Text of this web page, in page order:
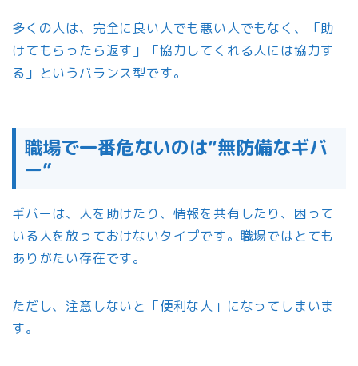
多くの人は、完全に良い人でも悪い人でもなく、「助
けてもらったら返す」「協力してくれる人には協力す
る」というバランス型です。
職場で一番危ないのは“無防備なギバ
ー”
ギバーは、人を助けたり、情報を共有したり、困って
いる人を放っておけないタイプです。職場ではとても
ありがたい存在です。
ただし、注意しないと「便利な人」になってしまいま
す。